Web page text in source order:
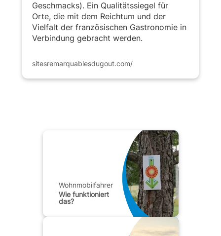
sitesremarquablesdugout.com/
Geschmacks). Ein Qualitätssiegel für
Orte, die mit dem Reichtum und der
Vielfalt der französischen Gastronomie in
Verbindung gebracht werden.
Wohnmobilfahrer
Wie funktioniert
das?